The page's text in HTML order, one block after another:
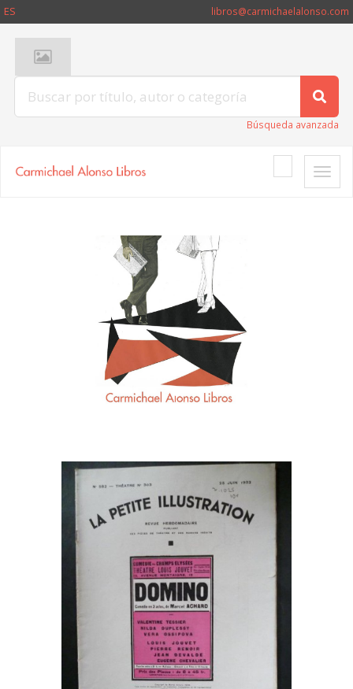
ES libros@carmichaelalonso.com
Búsqueda avanzada
Toggle